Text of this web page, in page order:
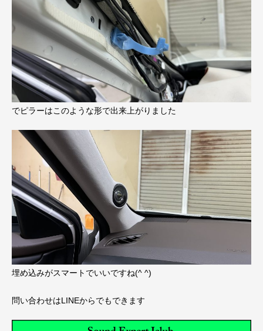
でピラーはこのような形で出来上がりました
埋め込みがスマートでいいですね(^ ^)
問い合わせはLINEからでもできます